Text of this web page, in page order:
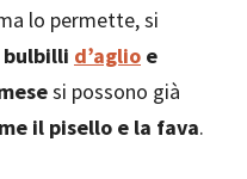
lo permette, si
d’aglio e
si possono già
il pisello e la fava.